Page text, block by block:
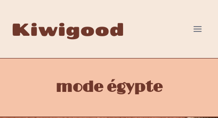
contenu
Kiwigood
mode égypte